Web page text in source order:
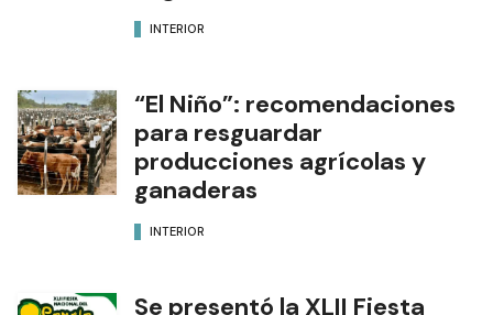
INTERIOR
“El Niño”: recomendaciones
para resguardar
producciones agrícolas y
ganaderas
INTERIOR
Se presentó la XLII Fiesta